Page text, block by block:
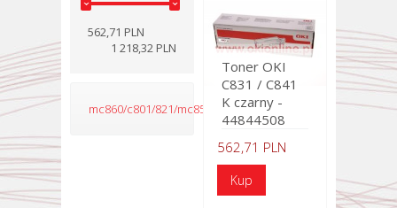
562,71 PLN
1 218,32 PLN
mc860/c801/821/mc851/mc861/c810/c830
Toner OKI
C831 / C841
K czarny -
44844508
562,71 PLN